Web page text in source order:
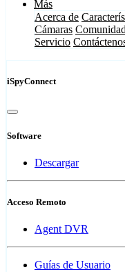
Más
Acerca de
Cámaras Comunidad
Servicio
iSpyConnect
Software
Descargar
Acceso Remoto
Agent DVR
Guías de Usuario